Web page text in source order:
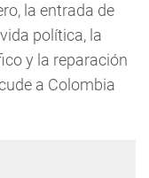
la entrada de
política, la
y la reparación
a Colombia